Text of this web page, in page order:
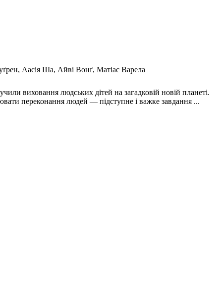
Аасія Ша, Айві Вонґ, Матіас Варела
виховання людських дітей на загадковій новій планеті.
переконання людей — підступне і важке завдання ...